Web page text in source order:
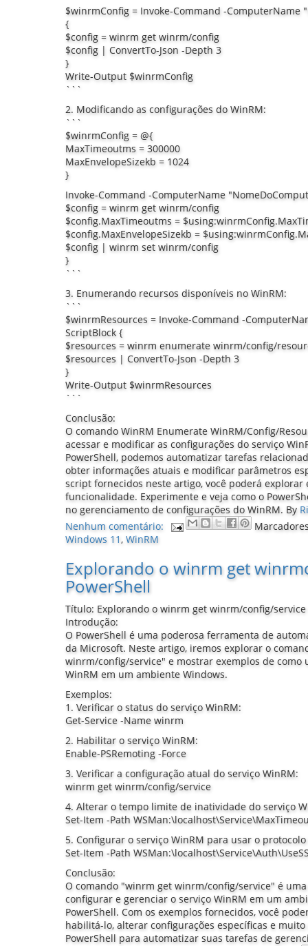
$winrmConfig = Invoke-Command -ComputerName
{
$config = winrm get winrm/config
$config | ConvertTo-Json -Depth 3
}
Write-Output $winrmConfig
```
2. Modificando as configurações do WinRM:
```
$winrmConfig = @{
MaxTimeoutms = 300000
MaxEnvelopeSizekb = 1024
}
Invoke-Command -ComputerName
$config = winrm get winrm/config
$config.MaxTimeoutms =
$config.MaxEnvelopeSizekb =
$config | winrm set winrm/config
}
```
3. Enumerando recursos disponíveis no WinRM:
```
$winrmResources = Invoke-Command -
ScriptBlock {
$resources = winrm enumerate winrm/config/
$resources | ConvertTo-Json -Depth 3
}
Write-Output $winrmResources
```
Conclusão:
O comando WinRM Enumerate WinRM/Config/
acessar e modificar as configurações do serviço
PowerShell, podemos automatizar tarefas
obter informações atuais e modificar parâmetros
script fornecidos neste artigo, você poderá explorar
funcionalidade. Experimente e veja como o
no gerenciamento de configurações do WinRM. By
Nenhum comentário:
Windows 11, WinRM
Explorando o winrm get
PowerShell
Título: Explorando o winrm get winrm/config/service
Introdução:
O PowerShell é uma poderosa ferramenta de
da Microsoft. Neste artigo, iremos explorar o
winrm/config/service" e mostrar exemplos de
WinRM em um ambiente Windows.
Exemplos:
1. Verificar o status do serviço WinRM:
Get-Service -Name winrm
2. Habilitar o serviço WinRM:
Enable-PSRemoting -Force
3. Verificar a configuração atual do serviço WinRM:
winrm get winrm/config/service
4. Alterar o tempo limite de inatividade do serviço
Set-Item -Path
5. Configurar o serviço WinRM para usar o protocolo
Set-Item -Path
Conclusão:
O comando "winrm get winrm/config/service" é
configurar e gerenciar o serviço WinRM em um
PowerShell. Com os exemplos fornecidos, você
habilitá-lo, alterar configurações específicas e
PowerShell para automatizar suas tarefas de